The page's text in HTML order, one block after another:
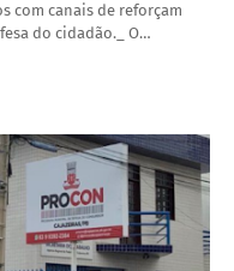
com canais de reforçam
do cidadão._ O…